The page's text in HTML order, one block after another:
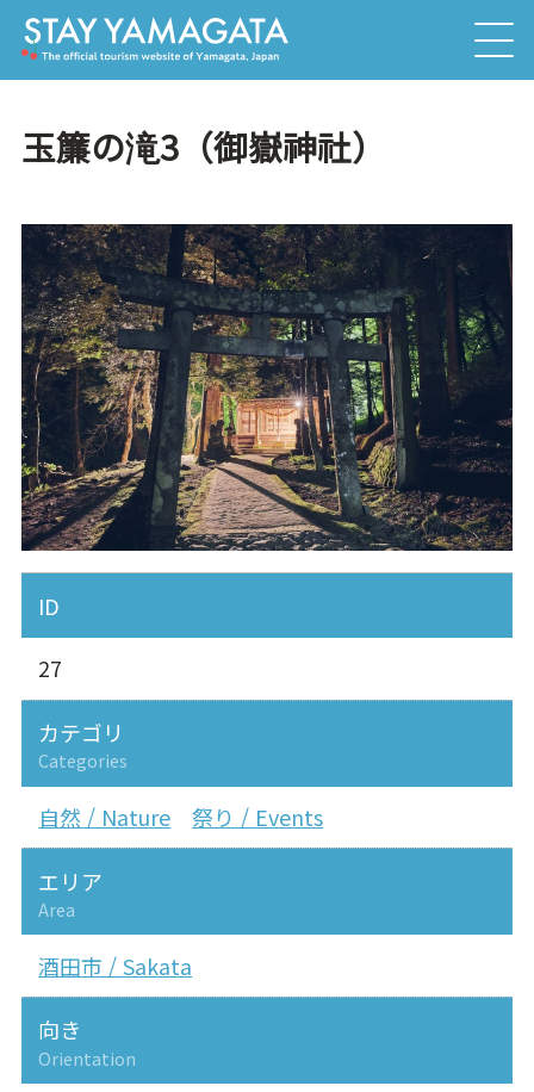
玉簾の滝3（御嶽神社）
ID
27
カテゴリ
Categories
自然 / Nature 祭り / Events
エリア
Area
酒田市 / Sakata
向き
Orientation